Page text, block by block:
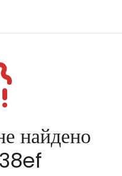
найдено